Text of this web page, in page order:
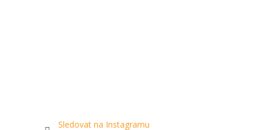
Sledovat na Instagramu